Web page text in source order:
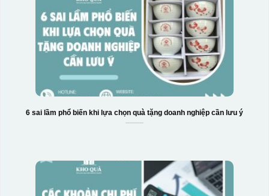
6 sai lầm phổ biến khi lựa chọn quà tặng doanh nghiệp cần lưu ý